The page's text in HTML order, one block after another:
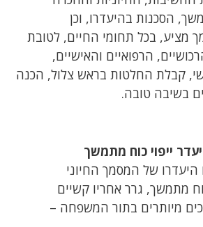
הסכנות בהיעדרו, וכן
מציע, בכל תחומי החיים, לטובת
הרפואיים והאישיים,
קבלת החלטות בראש צלול, הכנה
בשיבה טובה.
ייפוי כוח מתמשך
של המסמך החיוני
מתמשך, גרר אחריו קשיים
מיותרים בתור המשפחה –